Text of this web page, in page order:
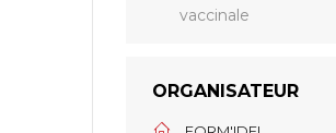
vaccinale
ORGANISATEUR